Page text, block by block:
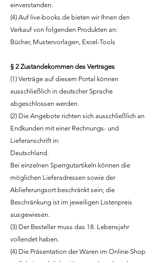
einverstanden.
(4) Auf live-books.de bieten wir Ihnen den
Verkauf von folgenden Produkten an:
Bücher, Mustervorlagen, Excel-Tools
§ 2 Zustandekommen des Vertrages
(1) Verträge auf diesem Portal können
ausschließlich in deutscher Sprache
abgeschlossen werden.
(2) Die Angebote richten sich ausschließlich an
Endkunden mit einer Rechnungs- und
Lieferanschrift in:
Deutschland.
Bei einzelnen Sperrgutartikeln können die
möglichen Lieferadressen sowie der
Ablieferungsort beschränkt sein; die
Beschränkung ist im jeweiligen Listenpreis
ausgewiesen.
(3) Der Besteller muss das 18. Lebensjahr
vollendet haben.
(4) Die Präsentation der Waren im Online-Shop